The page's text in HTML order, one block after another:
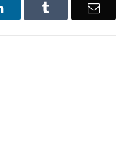
LinkedIn Email